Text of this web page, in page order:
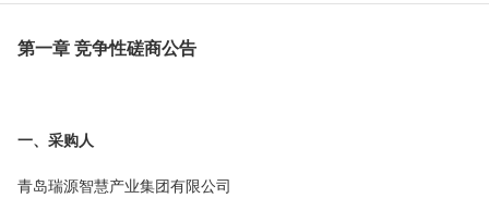
第一章 竞争性磋商公告
一、采购人
青岛瑞源智慧产业集团有限公司